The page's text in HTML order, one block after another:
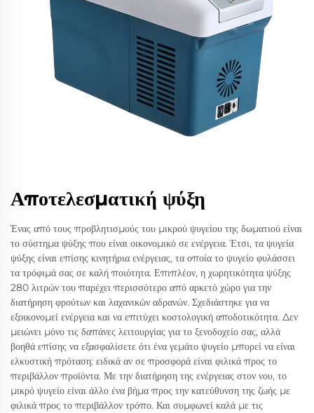
Αποτελεσματική ψύξη
Ένας από τους προβλητισμούς του μικρού ψυγείου της δωματιού είναι
το σύστημα ψύξης που είναι οικονομικό σε ενέργεια. Έτσι, τα ψυγεία
ψύξης είναι επίσης κινητήρια ενέργειας, τα οποία το ψυγείο φυλάσσει
τα τρόφιμά σας σε καλή ποιότητα. Επιπλέον, η χωρητικότητα ψύξης
280 λιτρών του παρέχει περισσότερο από αρκετό χώρο για την
διατήρηση φρούτων και λαχανικών αδρανών. Σχεδιάστηκε για να
εξοικονομεί ενέργεια και να επιτύχει κοστολογική αποδοτικότητα. Δεν
μειώνει μόνο τις δαπάνες λειτουργίας για το ξενοδοχείο σας, αλλά
βοηθά επίσης να εξασφαλίσετε ότι ένα γεμάτο ψυγείο μπορεί να είναι
ελκυστική πρόταση: ειδικά αν σε προσφορά είναι φιλικά προς το
περιβάλλον προϊόντα. Με την διατήρηση της ενέργειας στον νου, το
μικρό ψυγείο είναι άλλο ένα βήμα προς την κατεύθυνση της ζωής με
φιλικά προς το περιβάλλον τρόπο. Και συμφωνεί καλά με τις